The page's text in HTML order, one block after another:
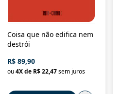
Coisa que não edifica nem
destrói
R$ 89,90
ou4X de R$ 22,47sem juros